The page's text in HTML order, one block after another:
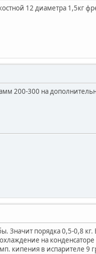
12 диаметра 1,5кг
200-300 на
Значит порядка 0,5-0,8
на
кипения в испарителе 9